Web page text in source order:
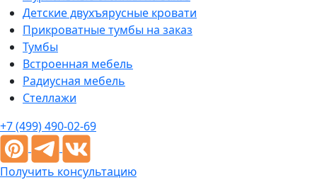
Детские двухъярусные кровати
Прикроватные тумбы на заказ
Тумбы
Встроенная мебель
Радиусная мебель
Стеллажи
+7 (499) 490-02-69
Получить консультацию